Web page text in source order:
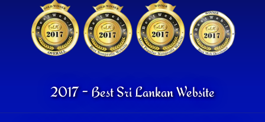
2017 - Best Sri Lankan Website